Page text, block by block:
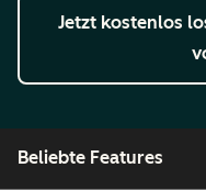
Jetzt kostenlos
Beliebte Features